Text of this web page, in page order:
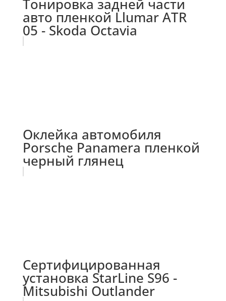
Тонировка задней части
авто пленкой Llumar ATR
05 - Skoda Octavia
Оклейка автомобиля
Porsche Panamera пленкой
черный глянец
Сертифицированная
установка StarLine S96 -
Mitsubishi Outlander